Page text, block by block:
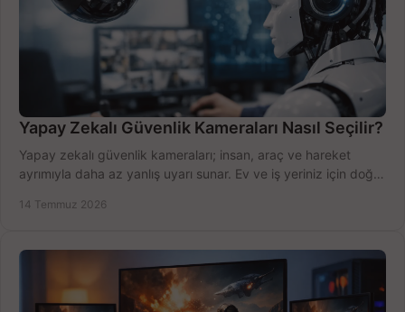
Yapay Zekalı Güvenlik Kameraları Nasıl Seçilir?
Yapay zekalı güvenlik kameraları; insan, araç ve hareket
ayrımıyla daha az yanlış uyarı sunar. Ev ve iş yeriniz için doğru
14 Temmuz 2026